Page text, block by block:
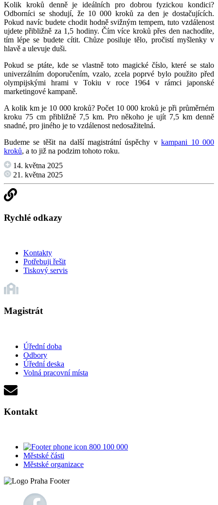
Kolik kroků denně je ideálních pro dobrou fyzickou kondici?
Odborníci se shodují, že 10 000 kroků za den je dostačujících.
Pokud navíc budete chodit hodně svižným tempem, tuto vzdálenost
ujdete přibližně za 1,5 hodiny. Čím více kroků přes den nachodíte,
tím lépe se budete cítit. Chůze posiluje tělo, pročistí myšlenky v
hlavě a ulevuje duši.
Pokud se ptáte, kde se vlastně toto magické číslo, které se stalo
univerzálním doporučením, vzalo, zcela poprvé bylo použito před
olympijskými hrami v Tokiu v roce 1964 v rámci japonské
marketingové kampaně.
A kolik km je 10 000 kroků? Počet 10 000 kroků je při průměrném
kroku 75 cm přibližně 7,5 km. Pro někoho je ujít 7,5 km denně
snadné, pro jiného je to vzdálenost nedosažitelná.
Budeme se těšit na další magistrátní úspěchy vkampani 10 000
kroků, a to již na podzim tohoto roku.
14. května 2025
21. května 2025
Rychlé odkazy
Kontakty
Potřebuji řešit
Tiskový servis
Magistrát
Úřední doba
Odbory
Úřední deska
Volná pracovní místa
Kontakt
800 100 000
Městské části
Městské organizace